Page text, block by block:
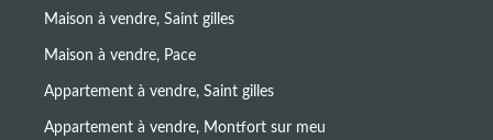
Maison à vendre, Saint gilles
Maison à vendre, Pace
Appartement à vendre, Saint gilles
Appartement à vendre, Montfort sur meu